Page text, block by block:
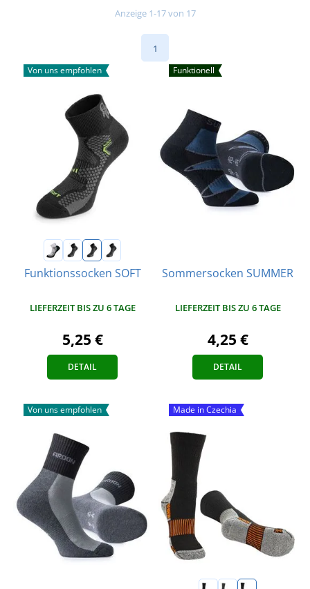
Anzeige 1-17 von 17
1
Von uns empfohlen
Funktionssocken SOFT
LIEFERZEIT BIS ZU 6 TAGE
5,25 €
DETAIL
Funktionell
Sommersocken SUMMER
LIEFERZEIT BIS ZU 6 TAGE
4,25 €
DETAIL
Von uns empfohlen Made in Czechia